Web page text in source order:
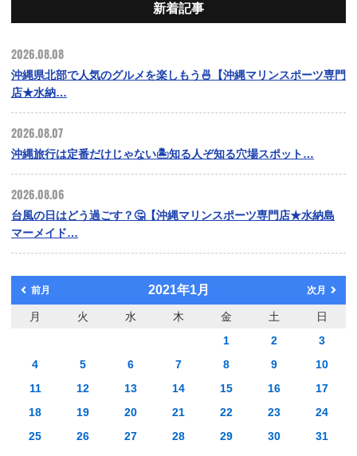
新着記事
2026.08.08
沖縄県北部で人気のグルメを楽しもう🍜【沖縄マリンスポーツ専門
店★水納…
2026.08.07
沖縄旅行は定番だけじゃない🏝️知る人ぞ知る穴場スポット…
2026.08.06
台風の日はどう過ごす？🤔【沖縄マリンスポーツ専門店★水納島
マーメイド…
前月 2021年1月 次月
月 火 水 木 金 土
日
1
2
3
4
5 6 7 8 9
10
11
12 13 14 15 16
17
18
19 20 21 22 23
24
25
26 27 28 29 30 31